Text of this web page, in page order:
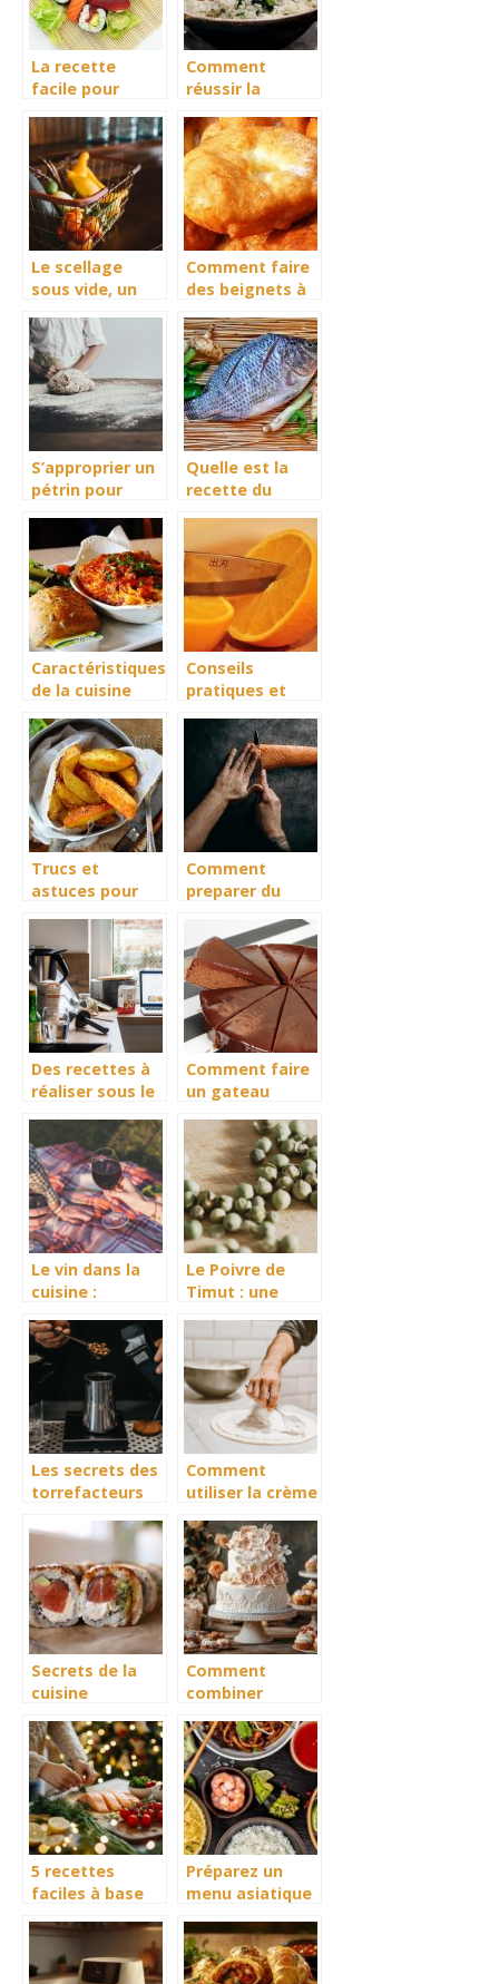
La recette
facile pour
sushis
Comment
réussir la
riz ?
Le scellage
sous vide, un
énorme
Comment faire
des beignets à
S’approprier un
pétrin pour
Quelle est la
recette du
Caractéristiques
de la cuisine
Conseils
pratiques et
cuisine
Trucs et
astuces pour
preparation des
potatoes
maison avec
une friteuse
Comment
preparer du
trappeur ?
Des recettes à
réaliser sous le
Comment faire
un gateau
chocolat ?
Le vin dans la
cuisine :
notions à
retenir
Le Poivre de
Timut : une
d’aromes en
provenance du
Nepal
Les secrets des
torrefacteurs
les traditions et
les saveurs
locales
Comment
utiliser la crème
recettes
originales :
astuces et
idées
gourmandes
Secrets de la
cuisine
ingrédients de
l’épicerie à
l’assiette
Comment
combiner
saveurs dans la
pâtisserie
5 recettes
faciles à base
Préparez un
menu asiatique
Nouvel An
Chinois